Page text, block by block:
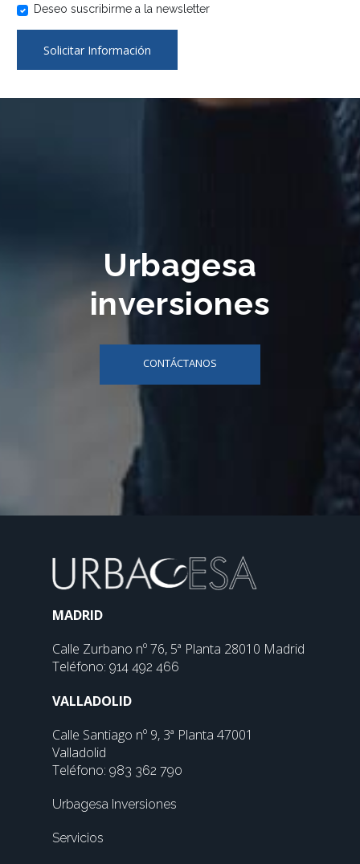
Deseo suscribirme a la newsletter
Solicitar Información
Urbagesa
inversiones
CONTÁCTANOS
MADRID
Calle Zurbano nº 76, 5ª Planta 28010 Madrid
Teléfono: 914 492 466
VALLADOLID
Calle Santiago nº 9, 3ª Planta 47001
Valladolid
Teléfono: 983 362 790
Urbagesa Inversiones
Servicios